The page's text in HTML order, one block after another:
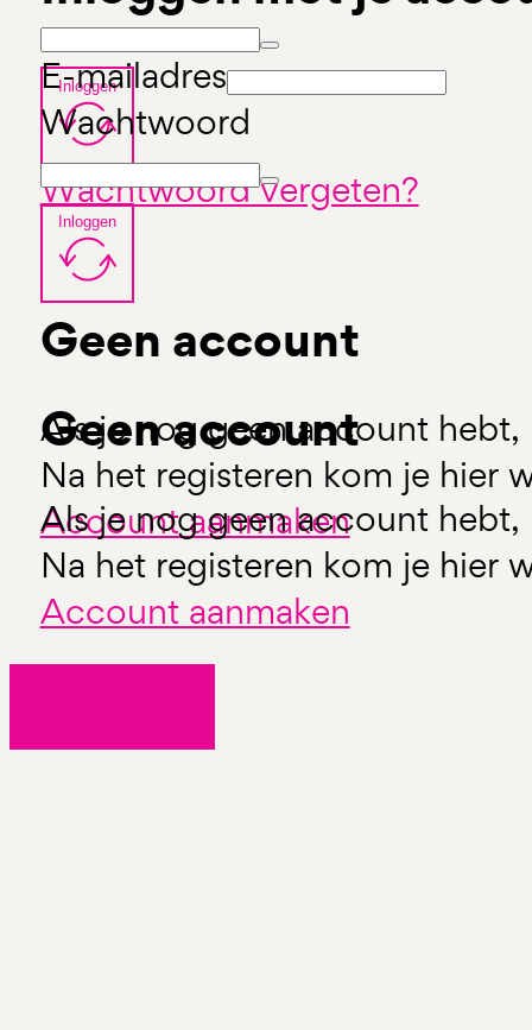
Inloggen
Wachtwoord vergeten?
Geen account
Als je nog geen account hebt,
Na het registeren kom je hier
Account aanmaken
E-mailadres
Wachtwoord
Inloggen
Geen account
Als je nog geen account hebt,
Na het registeren kom je hier
Account aanmaken